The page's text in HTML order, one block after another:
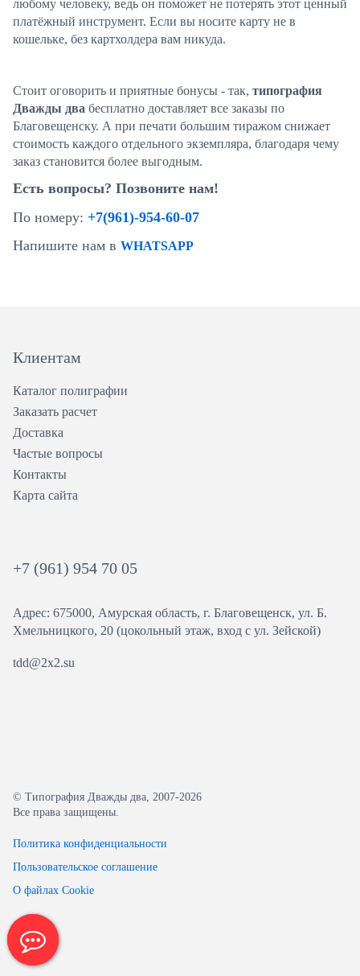
любому человеку, ведь он поможет не потерять этот ценный
платёжный инструмент. Если вы носите карту не в
кошельке, без картхолдера вам никуда.
Стоит оговорить и приятные бонусы - так, типография
Дважды два бесплатно доставляет все заказы по
Благовещенску. А при печати большим тиражом снижает
стоимость каждого отдельного экземпляра, благодаря чему
заказ становится более выгодным.
Есть вопросы? Позвоните нам!
По номеру: +7(961)-954-60-07
Напишите нам в WHATSAPP
Клиентам
Каталог полиграфии
Заказать расчет
Доставка
Частые вопросы
Контакты
Карта сайта
+7 (961) 954 70 05
Адрес: 675000, Амурская область, г. Благовещенск, ул. ​Б.
Хмельницкого, 20 (цокольный этаж, вход с ул. Зейской)
tdd@2x2.su
© Типография Дважды два, 2007-2026
Все права защищены.
Политика конфиденциальности
Пользовательское соглашение
О файлах Cookie